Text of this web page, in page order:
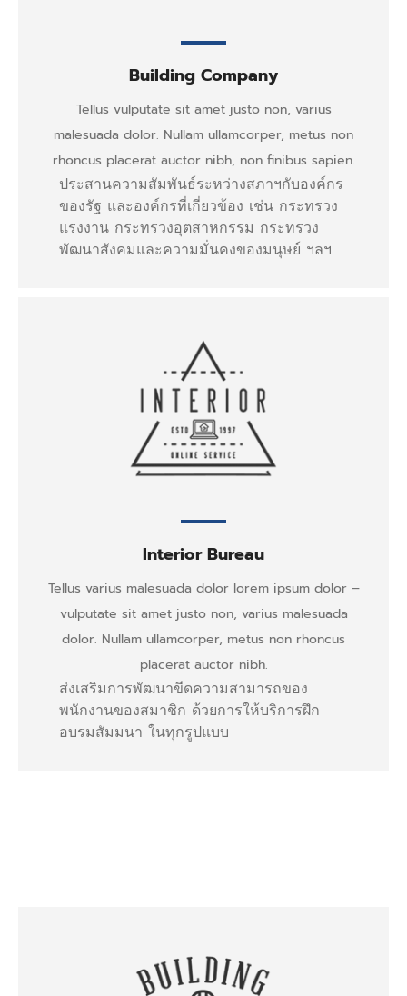
Building Company
Tellus vulputate sit amet justo non, varius
malesuada dolor. Nullam ullamcorper, metus non
rhoncus placerat auctor nibh, non finibus sapien.
ประสานความสัมพันธ์ระหว่างสภาฯกับองค์กร
ของรัฐ และองค์กรที่เกี่ยวข้อง เช่น กระทรวง
แรงงาน กระทรวงอุตสาหกรรม กระทรวง
พัฒนาสังคมและความมั่นคงของมนุษย์ ฯลฯ
Interior Bureau
Tellus varius malesuada dolor lorem ipsum dolor –
vulputate sit amet justo non, varius malesuada
dolor. Nullam ullamcorper, metus non rhoncus
placerat auctor nibh.
ส่งเสริมการพัฒนาขีดความสามารถของ
พนักงานของสมาชิก ด้วยการให้บริการฝึก
อบรมสัมมนา ในทุกรูปแบบ